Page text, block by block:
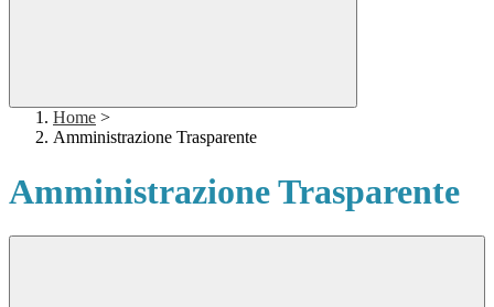
Home >
Amministrazione Trasparente
Amministrazione Trasparente